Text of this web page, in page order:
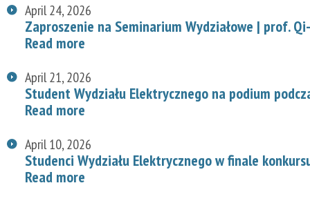
April 24, 2026
Zaproszenie na Seminarium Wydziałowe | prof.
Read more
April 21, 2026
Student Wydziału Elektrycznego na podium
Read more
April 10, 2026
Studenci Wydziału Elektrycznego w finale
Read more